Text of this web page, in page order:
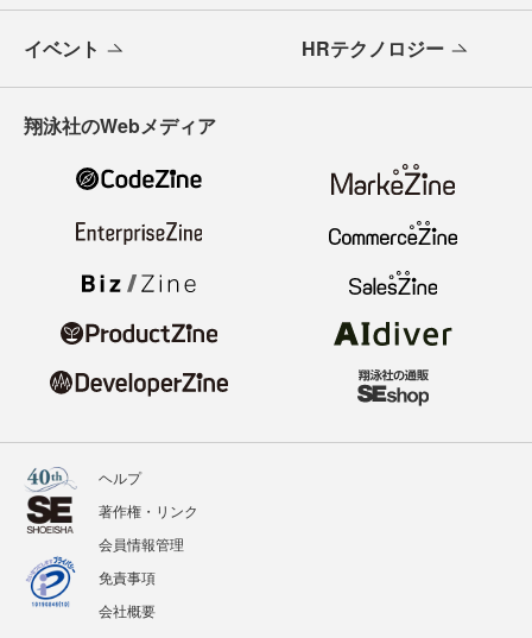
イベント HRテクノロジー
翔泳社のWebメディア
ヘルプ
著作権・リンク
会員情報管理
免責事項
会社概要